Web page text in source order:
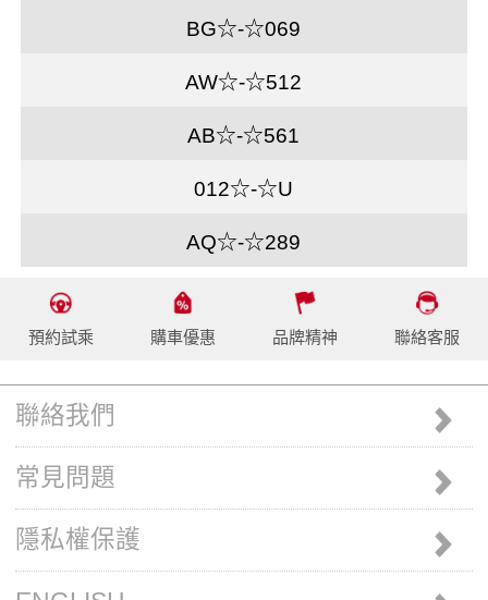
BG☆-☆069
AW☆-☆512
AB☆-☆561
012☆-☆U
AQ☆-☆289
預約試乘 購車優惠 品牌精神 聯絡客服
聯絡我們
常見問題
隱私權保護